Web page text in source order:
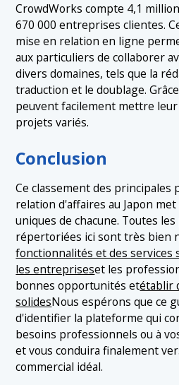
CrowdWorks compte 4,1
670 000 entreprises clientes.
mise en relation en ligne
aux particuliers de collaborer
divers domaines, tels que la
traduction et le doublage.
peuvent facilement mettre
projets variés.
Conclusion
Ce classement des principales
relation d'affaires au Japon
uniques de chacune. Toutes
répertoriées ici sont très bien
fonctionnalités et des services
les entrepriseset les
bonnes opportunités etétablir
solidesNous espérons que ce
d'identifier la plateforme qui
besoins professionnels ou à
et vous conduira finalement
commercial idéal.